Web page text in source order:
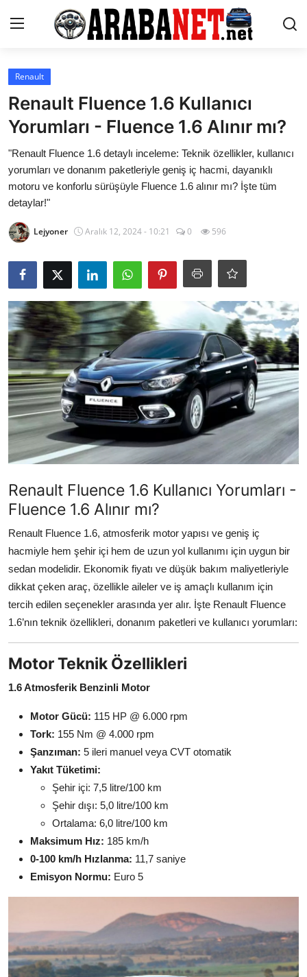
Giriş yapmak
Anasayfa
Araba Markaları
Paketler
Karşılaştırmalar
Kronik Sorunlar
İkinci El & Ekspertiz
Muayene & Emisyon
Trafik Cezaları & Mevzuat
Ehliyet & Ruhsat İşlemleri
Sigorta & Kasko
Renault
Renault Fluence 1.6 Kullanıcı
Yorumları - Fluence 1.6 Alınır mı?
"Renault Fluence 1.6 detaylı inceleme: Teknik özellikler, kullanıcı
yorumları ve donanım paketleriyle geniş iç hacmi, dayanıklı
motoru ve konforlu sürüşüyle Fluence 1.6 alınır mı? İşte tüm
detaylar!"
Lejyoner Aralık 12, 2024 - 10:21 0 596
Renault Fluence 1.6 Kullanıcı Yorumları -
Fluence 1.6 Alınır mı?
Renault Fluence 1.6, atmosferik motor yapısı ve geniş iç
hacmiyle hem şehir içi hem de uzun yol kullanımı için uygun bir
sedan modelidir. Ekonomik fiyatı ve düşük bakım maliyetleriyle
dikkat çeken araç, özellikle aileler ve iş amaçlı kullanım için
tercih edilen seçenekler arasında yer alır. İşte Renault Fluence
1.6’nın teknik özellikleri, donanım paketleri ve kullanıcı yorumları:
Motor Teknik Özellikleri
1.6 Atmosferik Benzinli Motor
Motor Gücü: 115 HP @ 6.000 rpm
Tork: 155 Nm @ 4.000 rpm
Şanzıman: 5 ileri manuel veya CVT otomatik
Yakıt Tüketimi:
Şehir içi: 7,5 litre/100 km
Şehir dışı: 5,0 litre/100 km
Ortalama: 6,0 litre/100 km
Maksimum Hız: 185 km/h
0-100 km/h Hızlanma: 11,7 saniye
Emisyon Normu: Euro 5